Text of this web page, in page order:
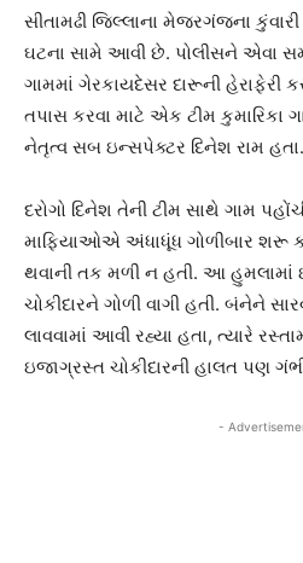
સીતામઢી જિલ્લાના મેજરગંજના
ઘટના સામે આવી છે. પોલીસને એવા
ગામમાં ગેરકાયદેસર દારૂની
તપાસ કરવા માટે એક ટીમ કુમારિકા
નેતૃત્વ સબ ઇન્સપેક્ટર દિનેશ રામ હતા.
દરોગો દિનેશ તેની ટીમ સાથે ગામ
માફિયાઓએ અંધાધૂંધ ગોળીબાર શરૂ
થવાની તક મળી ન હતી. આ હુમલામાં
ચોકીદારને ગોળી વાગી હતી. બંનેને
લાવવામાં આવી રહ્યા હતા, ત્યારે
ઇજાગ્રસ્ત ચોકીદારની હાલત પણ
-